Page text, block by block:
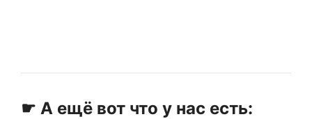
☛ А ещё вот что у нас есть: